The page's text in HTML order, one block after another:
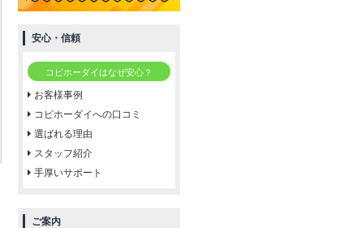
安心・信頼
コピホーダイはなぜ安心？
お客様事例
コピホーダイへの口コミ
選ばれる理由
スタッフ紹介
手厚いサポート
ご案内